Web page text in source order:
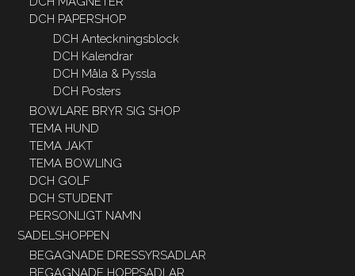
DCH PAPERSHOP
DCH Anteckningsblock
DCH Kalendrar
DCH Måla & Pyssla
DCH Posters
BOWLARE BRYR SIG SHOP
TEMA HUND
TEMA JAKT
TEMA BOWLING
DCH GOLF
DCH STUDENT
PERSONLIGT NAMN
SADELSHOPPEN
BEGAGNADE DRESSYRSADLAR
BEGAGNADE HOPPSADLAR